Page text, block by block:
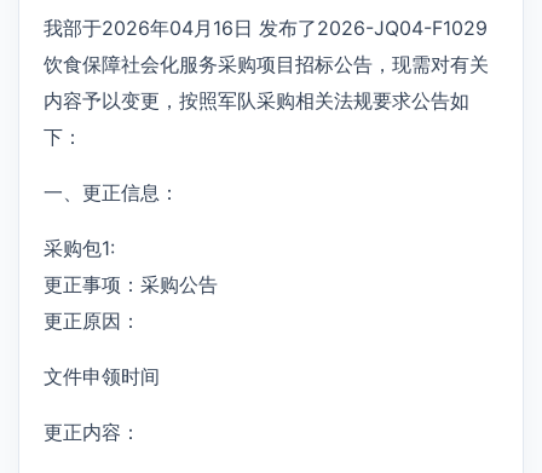
我部于2026年04月16日 发布了2026-JQ04-F1029
饮食保障社会化服务采购项目招标公告，现需对有关
内容予以变更，按照军队采购相关法规要求公告如
下：
一、更正信息：
采购包1:
更正事项：采购公告
更正原因：
文件申领时间
更正内容：